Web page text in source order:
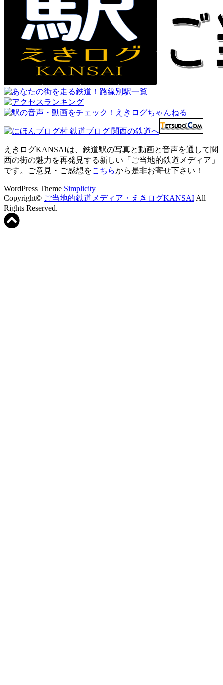
えきログKANSAIは、鉄道駅の写真と動画と音声を通して関
西の街の魅力を再発見する新しい「ご当地的鉄道メディア」
です。ご意見・ご感想をこちらから是非お寄せ下さい！
WordPress Theme Simplicity
Copyright© ご当地的鉄道メディア・えきログKANSAI All
Rights Reserved.